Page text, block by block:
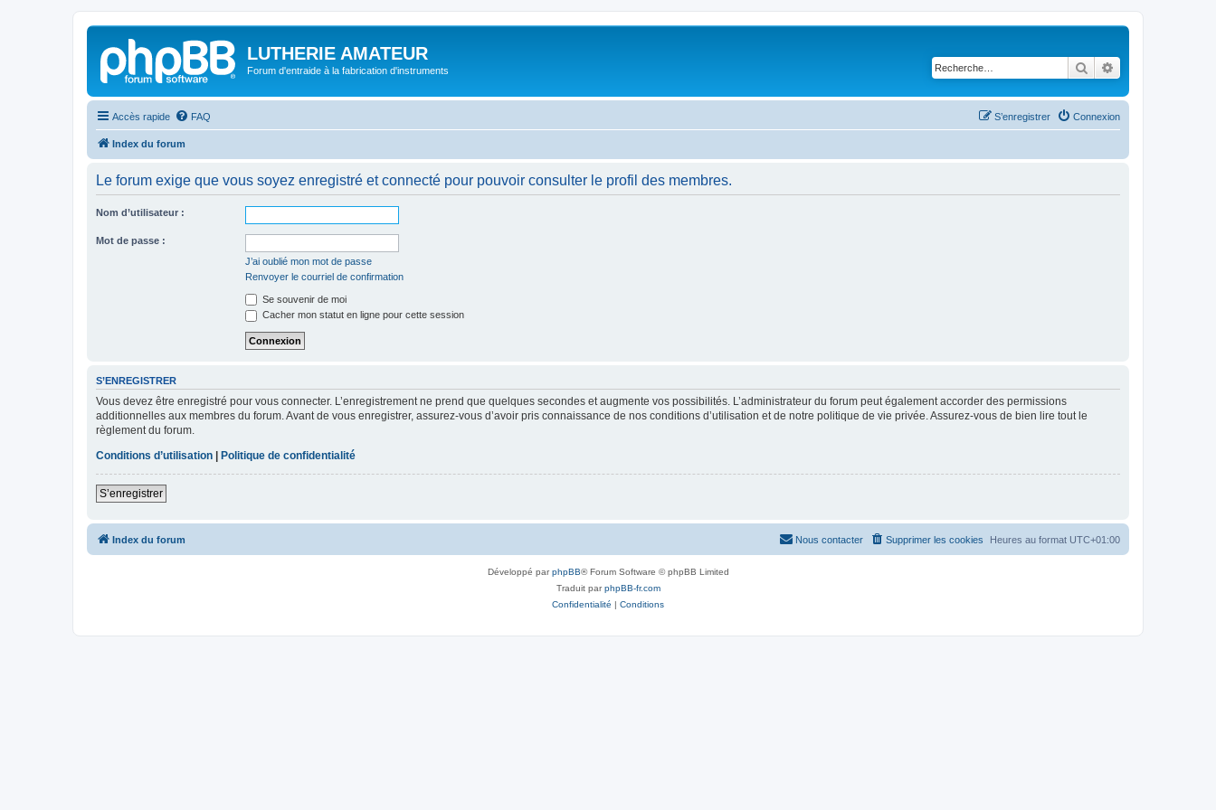
LUTHERIE AMATEUR
Forum d'entraide à la fabrication d'instruments Rechercher
Accès rapide FAQ Connexion
S’enregistrer
Index du forum
Le forum exige que vous soyez enregistré et connecté pour pouvoir consulter le profil des membres.
Nom d’utilisateur :
Mot de passe :
J’ai oublié mon mot de passe
Renvoyer le courriel de confirmation
Se souvenir de moi
Cacher mon statut en ligne pour cette session
S’ENREGISTRER
Vous devez être enregistré pour vous connecter. L’enregistrement ne prend que quelques secondes et augmente vos possibilités. L’administrateur du forum peut également accorder des permissions
additionnelles aux membres du forum. Avant de vous enregistrer, assurez-vous d’avoir pris connaissance de nos conditions d’utilisation et de notre politique de vie privée. Assurez-vous de bien lire tout le
règlement du forum.
Conditions d’utilisation
Politique de confidentialité
S’enregistrer
Index du forum Heures au format UTC+01:00
Supprimer les cookies
Nous contacter
Développé parphpBB® Forum Software © phpBB Limited
Traduit parphpBB-fr.com
Confidentialité | Conditions